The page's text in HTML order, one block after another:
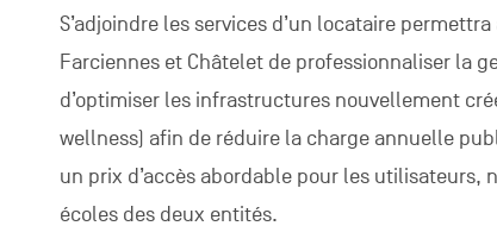
S’adjoindre les services d’un locataire
Farciennes et Châtelet de professionnaliser la
d’optimiser les infrastructures nouvellement
wellness) afin de réduire la charge annuelle
un prix d’accès abordable pour les utilisateurs,
écoles des deux entités.